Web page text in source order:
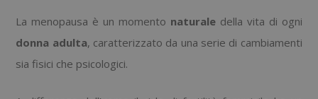
La menopausa è un momento naturaledella vita di ogni
donna adulta, caratterizzato da una serie di cambiamenti
sia fisici che psicologici.